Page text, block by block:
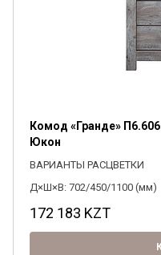
Комод «Гранде»
Юкон
ВАРИАНТЫ РАСЦВЕТКИ
Д×Ш×В: 702/450/1100 (мм)
172 183 KZT